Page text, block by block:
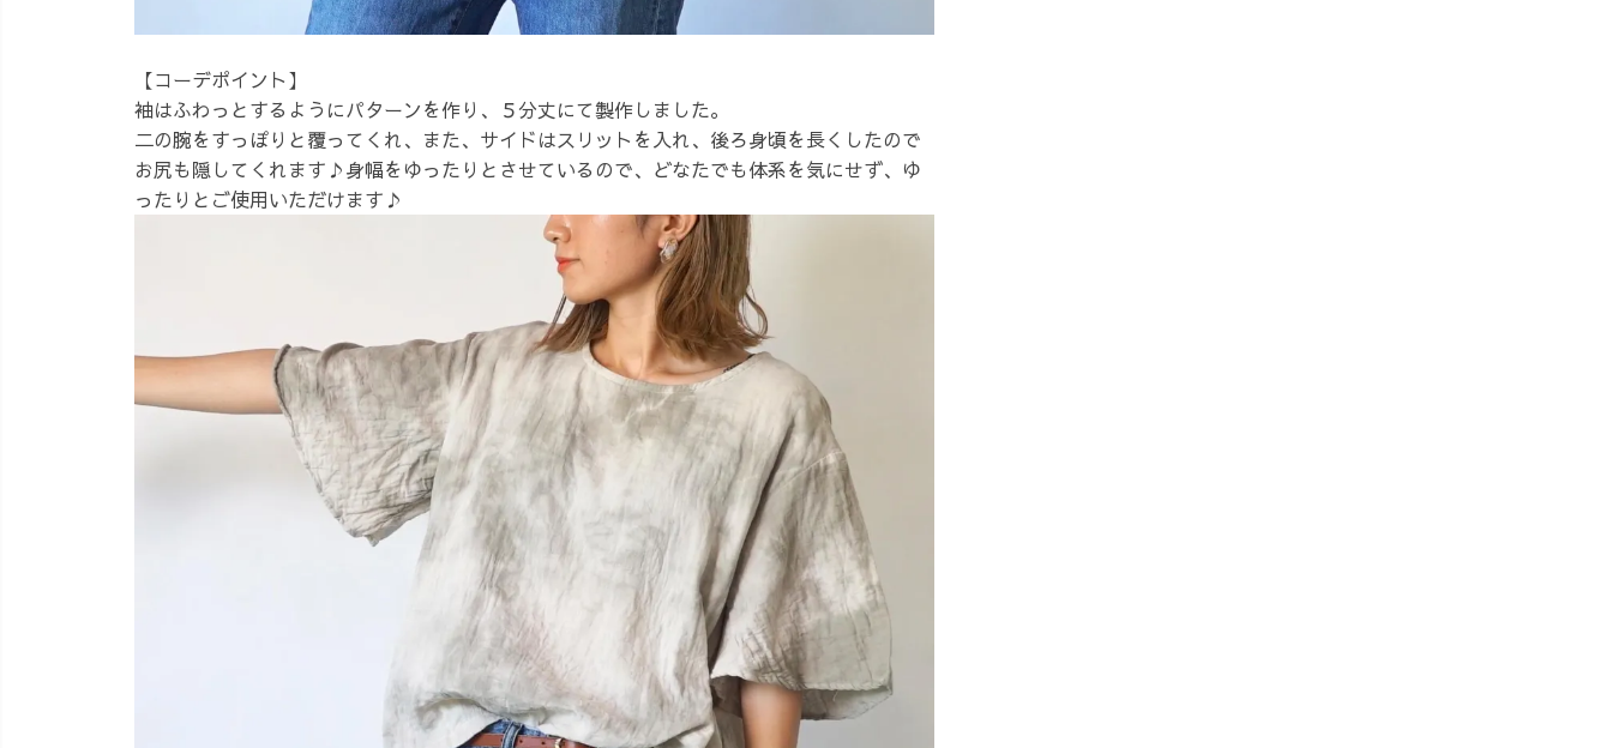
【コーデポイント】
袖はふわっとするようにパターンを作り、５分丈にて製作しました。
二の腕をすっぽりと覆ってくれ、また、サイドはスリットを入れ、後ろ身頃を長くしたので
お尻も隠してくれます♪身幅をゆったりとさせているので、どなたでも体系を気にせず、ゆ
ったりとご使用いただけます♪